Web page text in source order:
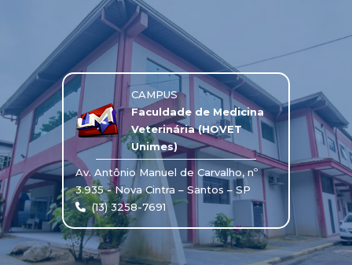
CAMPUS
Faculdade de Medicina
Veterinária (HOVET
Unimes)
Av. Antônio Manuel de Carvalho, nº
3.935 - Nova Cintra – Santos – SP
(13) 3258-7691